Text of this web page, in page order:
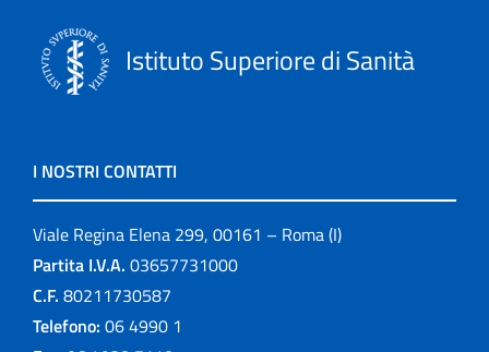
Istituto Superiore di Sanità
I NOSTRI CONTATTI
Viale Regina Elena 299, 00161 – Roma (I)
Partita I.V.A. 03657731000
C.F. 80211730587
Telefono: 06 4990 1